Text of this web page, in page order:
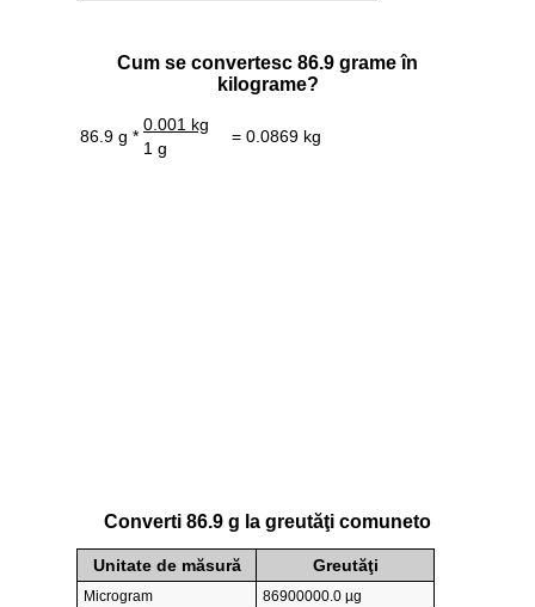
Cum se convertesc 86.9 grame în
kilograme?
86.9 g *
0.001 kg
= 0.0869 kg
1 g
Converti 86.9 g la greutăţi comuneto
Unitate de măsură Greutăţi
Microgram
86900000.0 µg